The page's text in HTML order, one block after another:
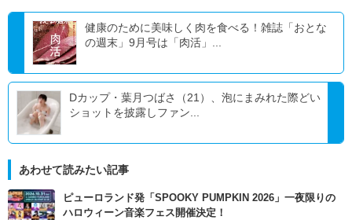
健康のために美味しく肉を食べる！雑誌「おとな
の週末」9月号は「肉活」...
Dカップ・葉月つばさ（21）、泡にまみれた際どい
ショットを披露しファン...
あわせて読みたい記事
ピューロランド発「SPOOKY PUMPKIN 2026」一夜限りの
ハロウィーン音楽フェス開催決定！